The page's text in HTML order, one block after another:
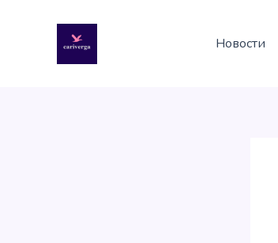
содержимому
Новости